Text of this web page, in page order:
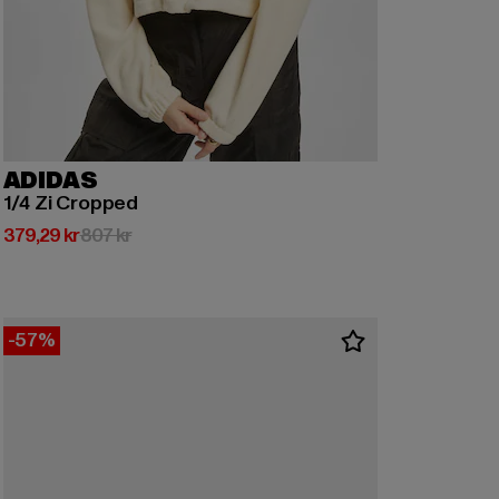
ADIDAS
1/4 Zi Cropped
379,29 kr
Nuvarande pris: 379,29 kr
807 krKampanjpris: 807 kr
-57%